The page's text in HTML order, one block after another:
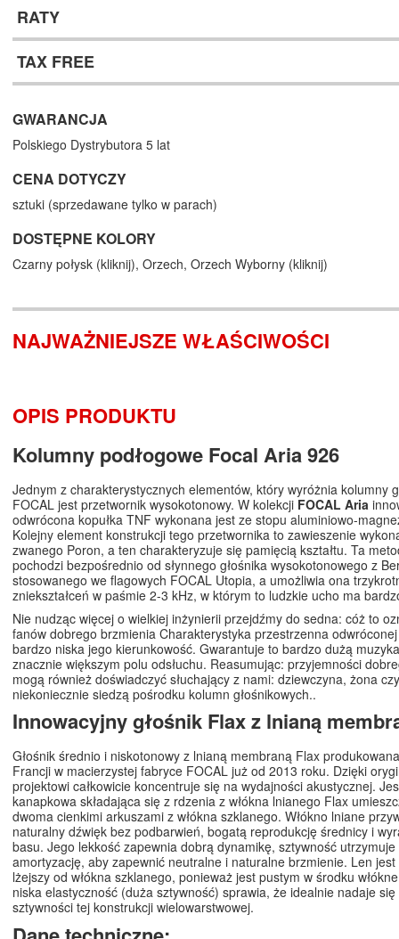
RATY
TAX FREE
GWARANCJA
Polskiego Dystrybutora 5 lat
CENA DOTYCZY
sztuki (sprzedawane tylko w parach)
DOSTĘPNE KOLORY
Czarny połysk (kliknij), Orzech, Orzech Wyborny (kliknij)
NAJWAŻNIEJSZE WŁAŚCIWOŚCI
OPIS PRODUKTU
Kolumny podłogowe Focal Aria 926
Jednym z charakterystycznych elementów, który wyróżnia kolumny
FOCAL jest przetwornik wysokotonowy. W kolekcji FOCAL Aria
odwrócona kopułka TNF wykonana jest ze stopu aluminiowo-
Kolejny element konstrukcji tego przetwornika to zawieszenie
zwanego Poron, a ten charakteryzuje się pamięcią kształtu. Ta
pochodzi bezpośrednio od słynnego głośnika wysokotonowego z
stosowanego we flagowych FOCAL Utopia, a umożliwia ona
zniekształceń w paśmie 2-3 kHz, w którym to ludzkie ucho ma
Nie nudząc więcej o wielkiej inżynierii przejdźmy do sedna: cóż to
fanów dobrego brzmienia Charakterystyka przestrzenna odwróconej
bardzo niska jego kierunkowość. Gwarantuje to bardzo dużą
znacznie większym polu odsłuchu. Reasumując: przyjemności
mogą również doświadczyć słuchający z nami: dziewczyna, żona
niekoniecznie siedzą pośrodku kolumn głośnikowych..
Innowacyjny głośnik Flax z lnianą
Głośnik średnio i niskotonowy z lnianą membraną Flax
Francji w macierzystej fabryce FOCAL już od 2013 roku. Dzięki
projektowi całkowicie koncentruje się na wydajności akustycznej.
kanapkowa składająca się z rdzenia z włókna lnianego Flax
dwoma cienkimi arkuszami z włókna szklanego. Włókno lniane
naturalny dźwięk bez podbarwień, bogatą reprodukcję średnicy i
basu. Jego lekkość zapewnia dobrą dynamikę, sztywność
amortyzację, aby zapewnić neutralne i naturalne brzmienie. Len
lżejszy od włókna szklanego, ponieważ jest pustym w środku
niska elastyczność (duża sztywność) sprawia, że idealnie nadaje
sztywności tej konstrukcji wielowarstwowej.